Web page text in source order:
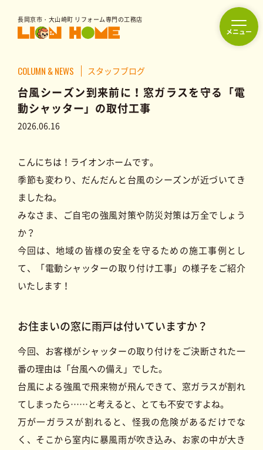
長岡京市・大山崎町 リフォーム専門の工務店
COLUMN & NEWS スタッフブログ
台風シーズン到来前に！窓ガラスを守る「電
動シャッター」の取付工事
2026.06.16
こんにちは！ライオンホームです。
季節も変わり、だんだんと台風のシーズンが近づいてき
ましたね。
みなさま、ご自宅の強風対策や防災対策は万全でしょう
か？
今回は、地域の皆様の安全を守るための施工事例とし
て、「電動シャッターの取り付け工事」の様子をご紹介
いたします！
お住まいの窓に雨戸は付いていますか？
今回、お客様がシャッターの取り付けをご決断された一
番の理由は「台風への備え」でした。
台風による強風で飛来物が飛んできて、窓ガラスが割れ
てしまったら……と考えると、とても不安ですよね。
万が一ガラスが割れると、怪我の危険があるだけでな
く、そこから室内に暴風雨が吹き込み、お家の中が大き
フルリフォーム
リフォーム
福祉用具レンタル／販売
住宅改修・バリアフリー工事
会社情報・アクセス
会社概要
スタッフ
協力会社